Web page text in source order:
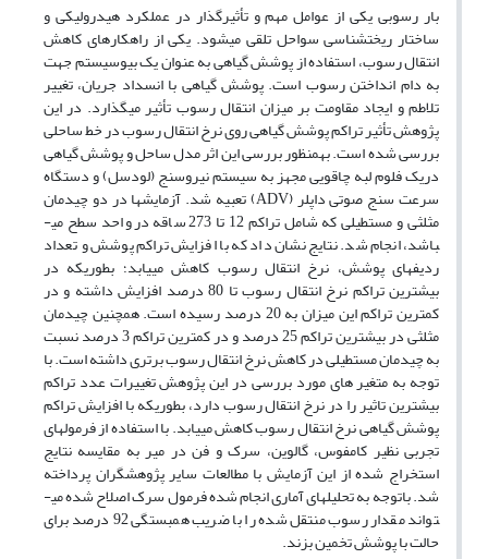
بار رسوبی یکی از عوامل مهم و تأثیر­گذار در عملکرد هیدرولیکی و
ساختار ریخت­شناسی سواحل تلقی می­شود. یکی از راهکار­های کاهش
انتقال رسوب، استفاده از پوشش گیاهی به عنوان یک بیوسیستم جهت
به دام انداختن رسوب است. پوشش گیاهی با انسداد جریان، تغییر
تلاطم و ایجاد مقاومت بر میزان انتقال رسوب تأثیر می­گذارد. در این
پژوهش تأثیر تراکم پوشش گیاهی روی نرخ انتقال رسوب در خط ساحلی
بررسی شده است. به­منظور بررسی این اثر مدل ساحل و پوشش گیاهی
دریک فلوم لبه چاقویی مجهز به سیستم نیروسنج (لودسل) و دستگاه
سرعت سنج صوتی داپلر (ADV) تعبیه شد. آزمایش­ها در دو چیدمان
مثلثی و مستطیلی که شامل تراکم 12 تا 273 ساقه در واحد سطح می­
باشد، انجام شد. نتایج نشان داد که با افزایش تراکم پوشش و تعداد
ردیف­های پوشش، نرخ انتقال رسوب کاهش می­یابد؛ بطوری‏که در
بیشترین تراکم نرخ انتقال رسوب تا 80 درصد افزایش داشته و در
کمترین تراکم این میزان به 20 درصد رسیده است. همچنین چیدمان
مثلثی در بیشترین تراکم 25 درصد و در کمترین تراکم 3 درصد نسبت
به چیدمان مستطیلی در کاهش نرخ انتقال رسوب برتری داشته است. با
توجه به متغیر های مورد بررسی در این پژوهش تغییرات عدد تراکم
بیشترین تاثیر را در نرخ انتقال رسوب دارد، بطوریکه با افزایش تراکم
پوشش گیاهی نرخ انتقال رسوب کاهش می­یابد. با استفاده از فرمول­های
تجربی نظیر کامفوس، گالوین، سرک و فن در میر به مقایسه نتایج
استخراج شده از این آزمایش با مطالعات سایر پژوهشگران پرداخته
شد. باتوجه به تحلیل­های آماری انجام شده فرمول سرک اصلاح شده می­
تواند مقدار رسوب منتقل شده را با ضریب همبستگی 92 درصد برای
حالت با پوشش تخمین بزند.